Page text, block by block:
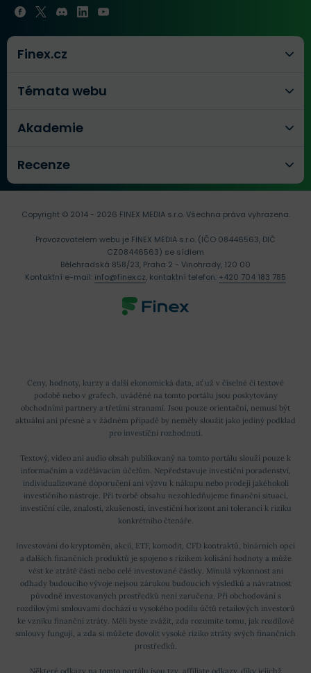
Finex.cz
Témata webu
Akademie
Recenze
Ceny, hodnoty, kurzy a další ekonomická data, ať už v číselné či textové
podobě nebo v grafech, uváděné na tomto portálu jsou poskytovány
obchodními partnery a třetími stranami. Jsou pouze orientační, nemusí být
aktuální ani přesné a v žádném případě by neměly sloužit jako jediný podklad
pro investiční rozhodnutí.
Textový, video ani audio obsah publikovaný na tomto portálu slouží pouze k
informačním a vzdělávacím účelům. Nepředstavuje investiční poradenství,
individualizované doporučení ani výzvu k nákupu nebo prodeji jakéhokoli
investičního nástroje. Při tvorbě obsahu nezohledňujeme finanční situaci,
investiční cíle, znalosti, zkušenosti, investiční horizont ani toleranci k riziku
konkrétního čtenáře.
Investování do kryptoměn, akcií, ETF, komodit, CFD kontraktů, binárních opcí
a dalších finančních produktů je spojeno s rizikem kolísání hodnoty a může
vést ke ztrátě části nebo celé investované částky. Minulá výkonnost ani
odhady budoucího vývoje nejsou zárukou budoucích výsledků a návratnost
původně investovaných prostředků není zaručena. Při obchodování s
rozdílovými smlouvami dochází u vysokého podílu účtů retailových investorů
ke vzniku finanční ztráty. Měli byste zvážit, zda rozumíte tomu, jak rozdílové
smlouvy fungují, a zda si můžete dovolit vysoké riziko ztráty svých finančních
prostředků.
Některé odkazy na tomto portálu jsou tzv. affiliate odkazy, díky jejichž
Copyright © 2014 - 2026 FINEX MEDIA s.r.o.Všechna práva vyhrazena.
Provozovatelem webu je FINEX MEDIA s.r.o. (IČO 08446563, DIČ
CZ08446563) se sídlem
Bělehradská 858/23, Praha 2 - Vinohrady, 120 00
Kontaktní e-mail: info@finex.cz, kontaktní telefon: +420 704 183 785